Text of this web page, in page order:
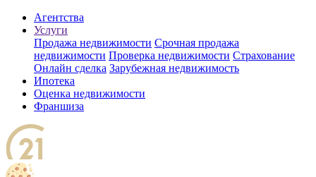
Агентства
Услуги
Продажа недвижимости Срочная продажа
недвижимости Проверка недвижимости Страхование
Онлайн сделка Зарубежная недвижимость
Ипотека
Оценка недвижимости
Франшиза